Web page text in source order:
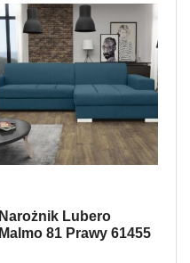
Narożnik Lubero
Malmo 81 Prawy 61455